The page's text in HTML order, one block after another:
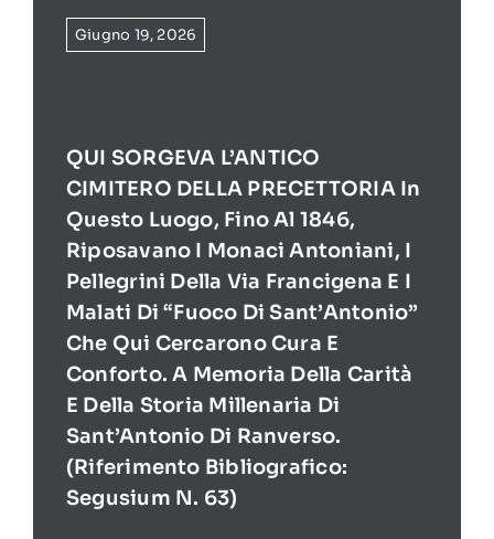
Giugno 19, 2026
QUI SORGEVA L’ANTICO
CIMITERO DELLA PRECETTORIA In
Questo Luogo, Fino Al 1846,
Riposavano I Monaci Antoniani, I
Pellegrini Della Via Francigena E I
Malati Di “Fuoco Di Sant’Antonio”
Che Qui Cercarono Cura E
Conforto. A Memoria Della Carità
E Della Storia Millenaria Di
Sant’Antonio Di Ranverso.
(Riferimento Bibliografico:
Segusium N. 63)